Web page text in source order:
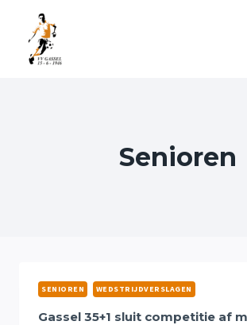
Doorgaan
inhoud
Senioren
SENIOREN WEDSTRIJDVERSLAGEN
Gassel 35+1 sluit competitie af